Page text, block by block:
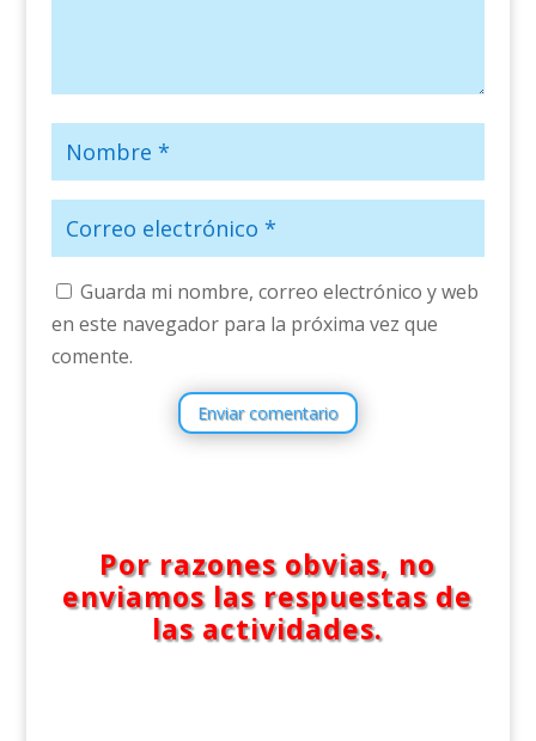
Guarda mi nombre, correo electrónico y web
en este navegador para la próxima vez que
comente.
Enviar comentario
Por razones obvias, no
enviamos las respuestas de
las actividades.